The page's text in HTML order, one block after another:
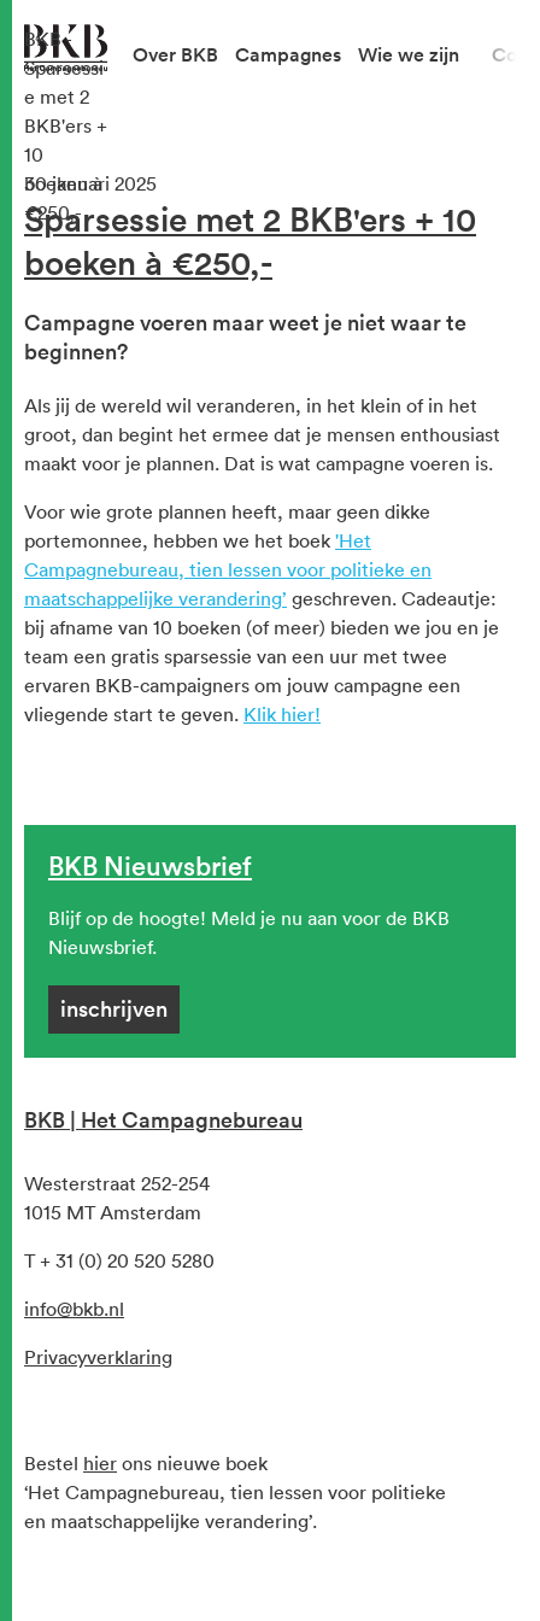
BKB -
Sparsessi
e met 2
BKB'ers +
10
boeken à
€250,-
Over BKB Campagnes Wie we zijn
30 januari 2025
Sparsessie met 2 BKB'ers + 10
boeken à €250,-
Campagne voeren maar weet je niet waar te
beginnen?
Als jij de wereld wil veranderen, in het klein of in het
groot, dan begint het ermee dat je mensen enthousiast
maakt voor je plannen. Dat is wat campagne voeren is.
Voor wie grote plannen heeft, maar geen dikke
portemonnee, hebben we het boek 'Het
Campagnebureau, tien lessen voor politieke en
maatschappelijke verandering’ geschreven. Cadeautje:
bij afname van 10 boeken (of meer) bieden we jou en je
team een gratis sparsessie van een uur met twee
ervaren BKB-campaigners om jouw campagne een
vliegende start te geven. Klik hier!
BKB Nieuwsbrief
Blijf op de hoogte! Meld je nu aan voor de BKB
Nieuwsbrief.
inschrijven
BKB | Het Campagnebureau
Westerstraat 252-254
1015 MT Amsterdam
T + 31 (0) 20 520 5280
info@bkb.nl
Privacyverklaring
Bestel hier ons nieuwe boek
‘Het Campagnebureau, tien lessen voor politieke
en maatschappelijke verandering’.